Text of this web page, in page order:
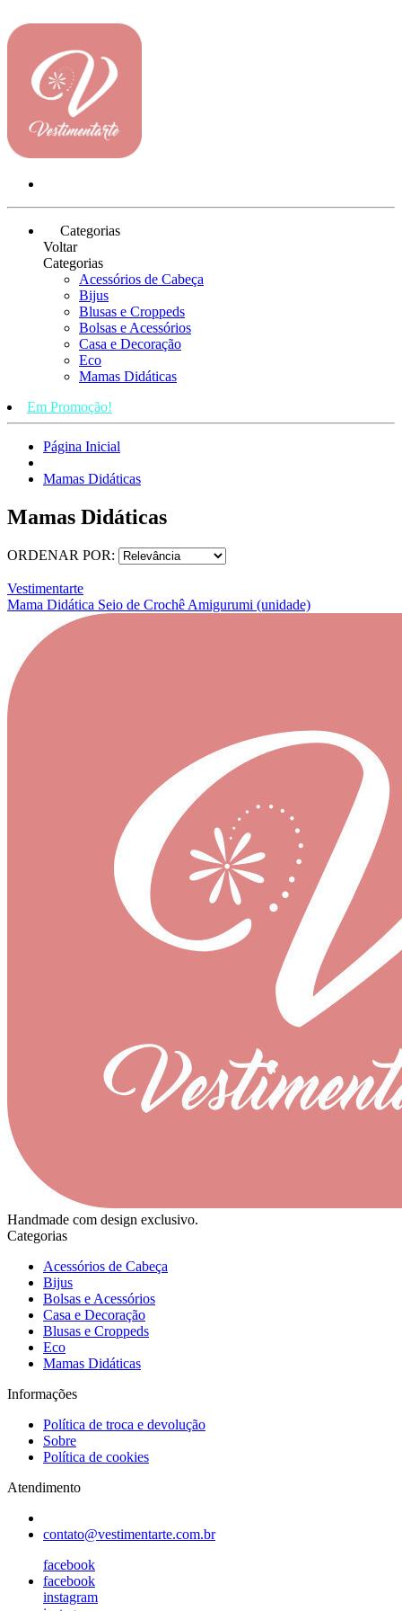
Categorias
Voltar
Categorias
Acessórios de Cabeça
Bijus
Blusas e Croppeds
Bolsas e Acessórios
Casa e Decoração
Eco
Mamas Didáticas
Em Promoção!
Página Inicial
Mamas Didáticas
Mamas Didáticas
ORDENAR POR:
Vestimentarte
Mama Didática Seio de Crochê Amigurumi (unidade)
Handmade com design exclusivo.
Categorias
Acessórios de Cabeça
Bijus
Bolsas e Acessórios
Casa e Decoração
Blusas e Croppeds
Eco
Mamas Didáticas
Informações
Política de troca e devolução
Sobre
Política de cookies
Atendimento
contato@vestimentarte.com.br
facebook
facebook
instagram